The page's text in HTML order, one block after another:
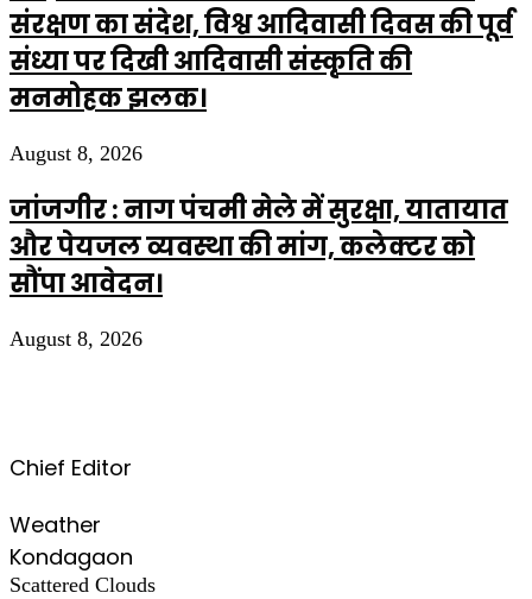
संरक्षण का संदेश, विश्व आदिवासी दिवस की पूर्व
संध्या पर दिखी आदिवासी संस्कृति की
मनमोहक झलक।
August 8, 2026
जांजगीर : नाग पंचमी मेले में सुरक्षा, यातायात
और पेयजल व्यवस्था की मांग, कलेक्टर को
सौंपा आवेदन।
August 8, 2026
Chief Editor
Weather
Kondagaon
Scattered Clouds